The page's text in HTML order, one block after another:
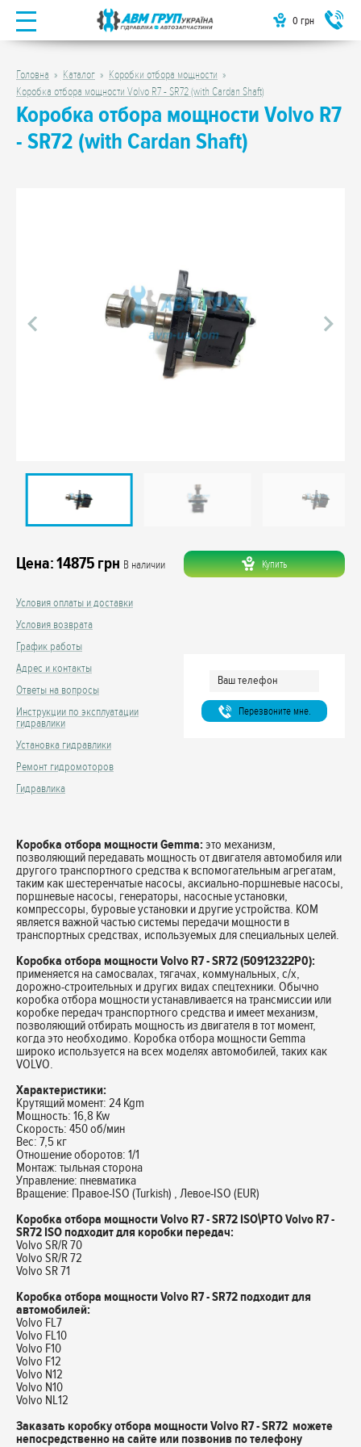
0 грн
Головна Каталог
Коробки отбора мощности
Коробка отбора мощности Volvo R7 - SR72 (with Cardan Shaft)
Коробка отбора мощности Volvo R7
- SR72 (with Cardan Shaft)
Цена:14875 грн В наличии Купить
Условия оплаты и доставки
Условия возврата
График работы
Адрес и контакты
Ответы на вопросы
Инструкции по эксплуатации
гидравлики
Установка гидравлики
Ремонт гидромоторов
Гидравлика
Перезвоните мне.
Коробка отбора мощности Gemma: это механизм,
позволяющий передавать мощность от двигателя автомобиля или
другого транспортного средства к вспомогательным агрегатам,
таким как шестеренчатые насосы, аксиально-поршневые насосы,
поршневые насосы, генераторы, насосные установки,
компрессоры, буровые установки и другие устройства. КОМ
является важной частью системы передачи мощности в
транспортных средствах, используемых для специальных целей.
Коробка отбора мощности Volvo R7 - SR72 (50912322P0):
применяется на самосвалах, тягачах, коммунальных, с/х,
дорожно-строительных и других видах спецтехники. Обычно
коробка отбора мощности устанавливается на трансмиссии или
коробке передач транспортного средства и имеет механизм,
позволяющий отбирать мощность из двигателя в тот момент,
когда это необходимо. Коробка отбора мощности Gemma
широко используется на всех моделях автомобилей, таких как
VOLVO.
Характеристики:
Крутящий момент: 24 Kgm
Мощность: 16,8 Kw
Скорость: 450 об/мин
Вес: 7,5 кг
Отношение оборотов: 1/1
Монтаж: тыльная сторона
Управление: пневматика
Вращение: Правое-ISO (Turkish) , Левое-ISO (EUR)
Коробка отбора мощности Volvo R7 - SR72 ISO\PTO Volvo R7 -
SR72 ISO подходит для коробки передач:
Volvo SR/R 70
Volvo SR/R 72
Volvo SR 71
Коробка отбора мощности Volvo R7 - SR72 подходит для
автомобилей:
Volvo FL7
Volvo FL10
Volvo F10
Volvo F12
Volvo N12
Volvo N10
Volvo NL12
Заказать коробку отбора мощности Volvo R7 - SR72 можете
непосредственно на сайте или позвонив по телефону